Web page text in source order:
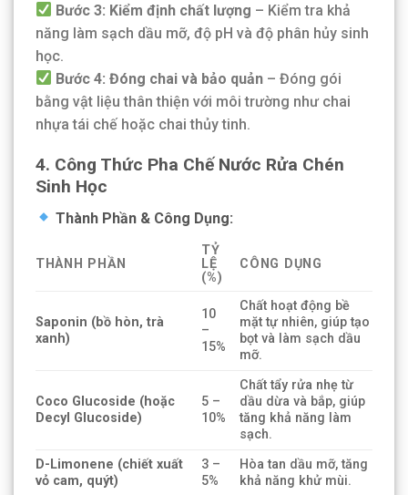
Bước 3: Kiểm định chất lượng – Kiểm tra khả
năng làm sạch dầu mỡ, độ pH và độ phân hủy sinh
học.
Bước 4: Đóng chai và bảo quản – Đóng gói
bằng vật liệu thân thiện với môi trường như chai
nhựa tái chế hoặc chai thủy tinh.
4. Công Thức Pha Chế Nước Rửa Chén
Sinh Học
Thành Phần & Công Dụng:
THÀNH PHẦN
TỶ
LỆ
(%)
CÔNG DỤNG
Saponin (bồ hòn, trà
xanh)
10
–
15%
Chất hoạt động bề
mặt tự nhiên, giúp tạo
bọt và làm sạch dầu
mỡ.
Coco Glucoside (hoặc
Decyl Glucoside)
5 –
10%
Chất tẩy rửa nhẹ từ
dầu dừa và bắp, giúp
tăng khả năng làm
sạch.
D-Limonene (chiết xuất
vỏ cam, quýt)
3 –
5%
Hòa tan dầu mỡ, tăng
khả năng khử mùi.